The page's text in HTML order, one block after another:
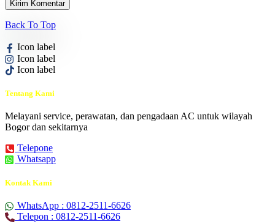
Back To Top
Icon label
Icon label
Icon label
Tentang Kami
Melayani service, perawatan, dan pengadaan AC untuk wilayah
Bogor dan sekitarnya
Telepone
Whatsapp
Kontak Kami
WhatsApp : 0812-2511-6626
Telepon : 0812-2511-6626